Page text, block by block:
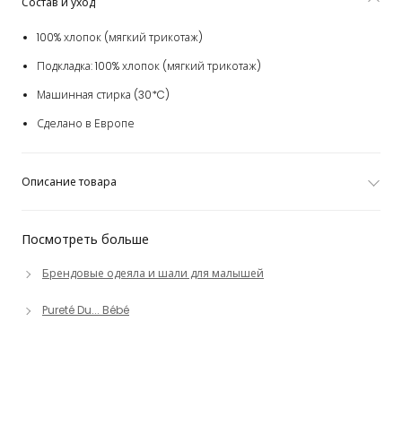
Посмотреть больше
Брендовые одеяла и шали для малышей
Pureté Du... Bébé
100% хлопок (мягкий трикотаж)
Подкладка: 100% хлопок (мягкий трикотаж)
Машинная стирка (30*C)
Сделано в Европе
Описание товара